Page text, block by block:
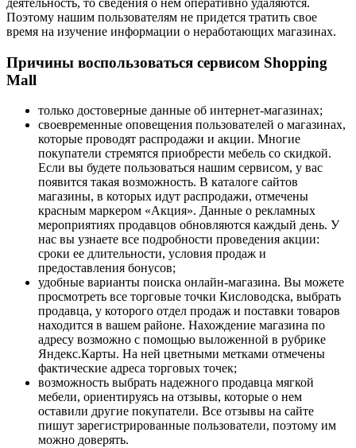
Поэтому нашим пользователям не придется тратить свое
время на изучение информации о неработающих магазинах.
Причины воспользоваться сервисом Shopping
Mall
только достоверные данные об интернет-магазинах;
своевременные оповещения пользователей о магазинах,
которые проводят распродажи и акции. Многие
покупатели стремятся приобрести мебель со скидкой.
Если вы будете пользоваться нашим сервисом, у вас
появится такая возможность. В каталоге сайтов
магазины, в которых идут распродажи, отмечены
красным маркером «Акция». Данные о рекламных
мероприятиях продавцов обновляются каждый день. У
нас вы узнаете все подробности проведения акции:
сроки ее длительности, условия продаж и
предоставления бонусов;
удобные варианты поиска онлайн-магазина. Вы можете
просмотреть все торговые точки Кисловодска, выбрать
продавца, у которого отдел продаж и поставки товаров
находится в вашем районе. Нахождение магазина по
адресу возможно с помощью выложенной в рубрике
Яндекс.Карты. На ней цветными метками отмечены
фактические адреса торговых точек;
возможность выбрать надежного продавца мягкой
мебели, ориентируясь на отзывы, которые о нем
оставили другие покупатели. Все отзывы на сайте
пишут зарегистрированные пользователи, поэтому им
можно доверять.